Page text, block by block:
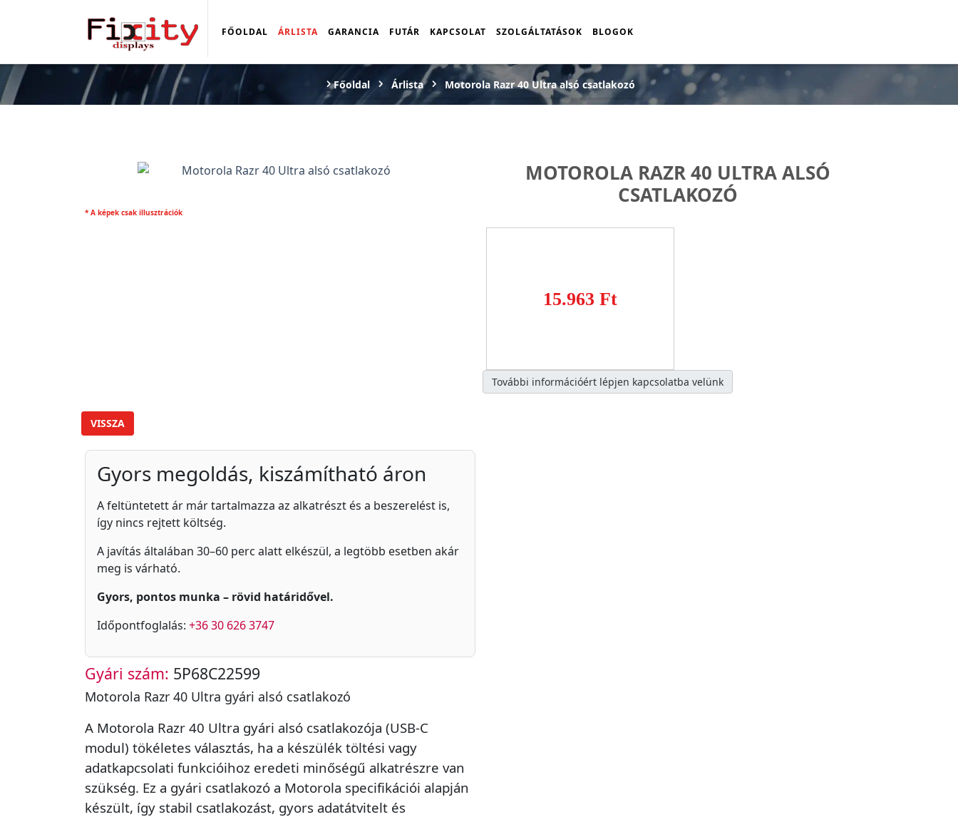
FŐOLDAL ÁRLISTA GARANCIA FUTÁR KAPCSOLAT SZOLGÁLTATÁSOK BLOGOK
Főoldal Árlista Motorola Razr 40 Ultra alsó csatlakozó
* A képek csak illusztrációk
MOTOROLA RAZR 40 ULTRA ALSÓ
CSATLAKOZÓ
15.963 Ft
További információért lépjen kapcsolatba velünk
VISSZA
Gyors megoldás, kiszámítható áron
A feltüntetett ár már tartalmazza az alkatrészt és a beszerelést is,
így nincs rejtett költség.
A javítás általában 30–60 perc alatt elkészül, a legtöbb esetben akár
meg is várható.
Gyors, pontos munka – rövid határidővel.
Időpontfoglalás: +36 30 626 3747
Gyári szám: 5P68C22599
Motorola Razr 40 Ultra gyári alsó csatlakozó
A Motorola Razr 40 Ultra gyári alsó csatlakozója (USB-C
modul) tökéletes választás, ha a készülék töltési vagy
adatkapcsolati funkcióihoz eredeti minőségű alkatrészre van
szükség. Ez a gyári csatlakozó a Motorola specifikációi alapján
készült, így stabil csatlakozást, gyors adatátvitelt és